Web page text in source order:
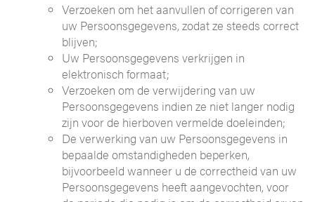
Verzoeken om het aanvullen of corrigeren van
uw Persoonsgegevens, zodat ze steeds correct
blijven;
Uw Persoonsgegevens verkrijgen in
elektronisch formaat;
Verzoeken om de verwijdering van uw
Persoonsgegevens indien ze niet langer nodig
zijn voor de hierboven vermelde doeleinden;
De verwerking van uw Persoonsgegevens in
bepaalde omstandigheden beperken,
bijvoorbeeld wanneer u de correctheid van uw
Persoonsgegevens heeft aangevochten, voor